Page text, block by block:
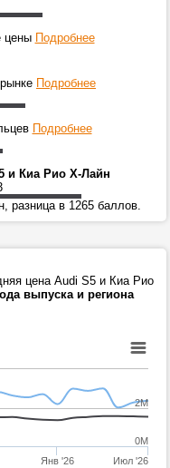
цены Подробнее
Подробнее
Подробнее
и Киа Рио Х-Лайн
разница в 1265 баллов.
цена Audi S5 и Киа Рио
выпуска и региона
Янв '26 Июл '26
2M
0M